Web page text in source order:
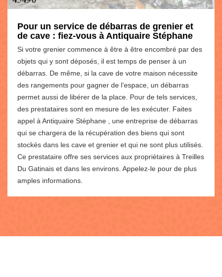
Pour un service de débarras de grenier et
de cave : fiez-vous à Antiquaire Stéphane
Si votre grenier commence à être à être encombré par des
objets qui y sont déposés, il est temps de penser à un
débarras. De même, si la cave de votre maison nécessite
des rangements pour gagner de l’espace, un débarras
permet aussi de libérer de la place. Pour de tels services,
des prestataires sont en mesure de les exécuter. Faites
appel à Antiquaire Stéphane , une entreprise de débarras
qui se chargera de la récupération des biens qui sont
stockés dans les cave et grenier et qui ne sont plus utilisés.
Ce prestataire offre ses services aux propriétaires à Treilles
Du Gatinais et dans les environs. Appelez-le pour de plus
amples informations.